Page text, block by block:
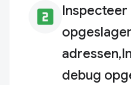
looks_two Inspecteer
debug